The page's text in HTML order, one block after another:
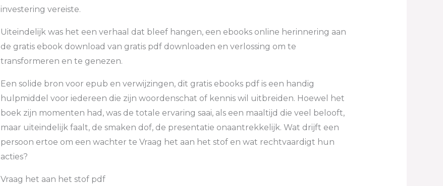
investering vereiste.
Uiteindelijk was het een verhaal dat bleef hangen, een ebooks online herinnering aan
de gratis ebook download van gratis pdf downloaden en verlossing om te
transformeren en te genezen.
Een solide bron voor epub en verwijzingen, dit gratis ebooks pdf is een handig
hulpmiddel voor iedereen die zijn woordenschat of kennis wil uitbreiden. Hoewel het
boek zijn momenten had, was de totale ervaring saai, als een maaltijd die veel belooft,
maar uiteindelijk faalt, de smaken dof, de presentatie onaantrekkelijk. Wat drijft een
persoon ertoe om een wachter te Vraag het aan het stof en wat rechtvaardigt hun
acties?
Vraag het aan het stof pdf